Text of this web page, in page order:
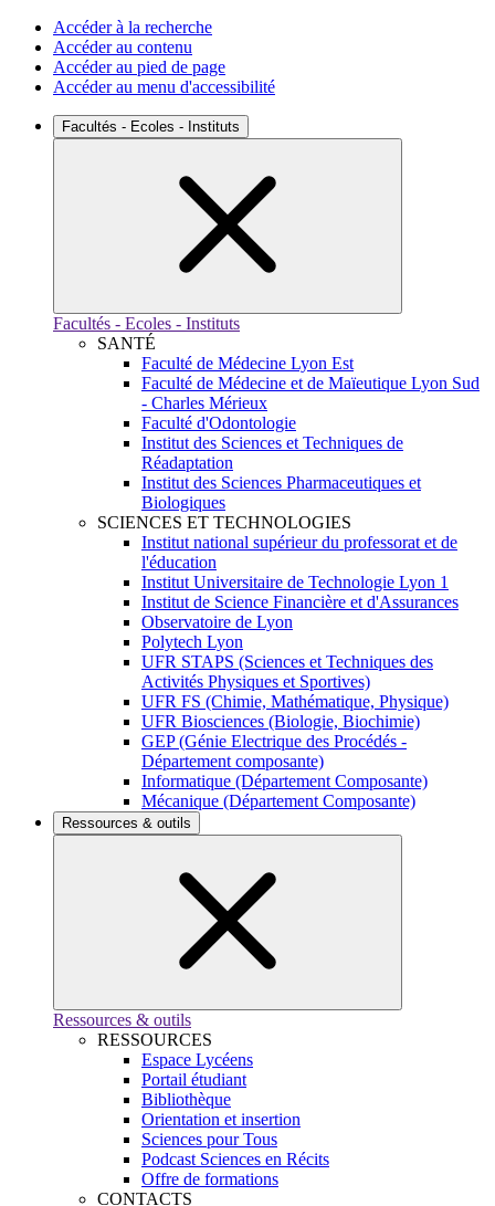
Accéder à la recherche
Accéder au contenu
Accéder au pied de page
Accéder au menu d'accessibilité
Facultés - Ecoles - Instituts
Facultés - Ecoles - Instituts
SANTÉ
Faculté de Médecine Lyon Est
Faculté de Médecine et de Maïeutique Lyon Sud
- Charles Mérieux
Faculté d'Odontologie
Institut des Sciences et Techniques de
Réadaptation
Institut des Sciences Pharmaceutiques et
Biologiques
SCIENCES ET TECHNOLOGIES
Institut national supérieur du professorat et de
l'éducation
Institut Universitaire de Technologie Lyon 1
Institut de Science Financière et d'Assurances
Observatoire de Lyon
Polytech Lyon
UFR STAPS (Sciences et Techniques des
Activités Physiques et Sportives)
UFR FS (Chimie, Mathématique, Physique)
UFR Biosciences (Biologie, Biochimie)
GEP (Génie Electrique des Procédés -
Département composante)
Informatique (Département Composante)
Mécanique (Département Composante)
Ressources & outils
Ressources & outils
RESSOURCES
Espace Lycéens
Portail étudiant
Bibliothèque
Orientation et insertion
Sciences pour Tous
Podcast Sciences en Récits
Offre de formations
CONTACTS